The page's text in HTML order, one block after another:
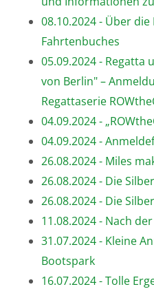
08.10.2024 - Über
Fahrtenbuches
05.09.2024 - Regatta
von Berlin" –
Regattaserie
04.09.2024 -
04.09.2024 -
26.08.2024 - Miles
26.08.2024 - Die
26.08.2024 - Die
11.08.2024 - Nach
31.07.2024 - Kleine
Bootspark
16.07.2024 - Tolle